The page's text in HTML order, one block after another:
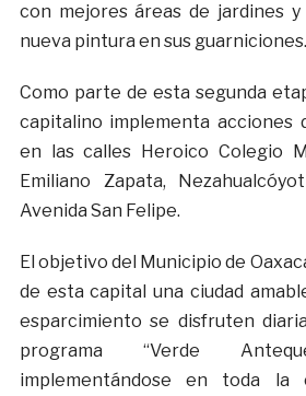
con mejores áreas de jardines y
nueva pintura en sus guarniciones.
Como parte de esta segunda
capitalino implementa acciones
en las calles Heroico Colegio
Emiliano Zapata,
Avenida San Felipe.
El objetivo del Municipio de
de esta capital una ciudad
esparcimiento se disfruten
programa “Verde
implementándose en toda la